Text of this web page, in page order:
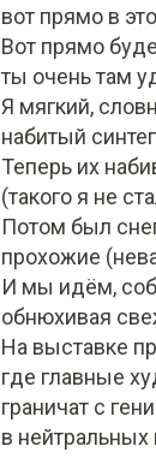
вот прямо в
Вот прямо
ты очень там
Я мягкий,
набитый
Теперь их
(такого я не
Потом был
прохожие
И мы идём,
обнюхивая
На выставке
где главные
граничат с
в